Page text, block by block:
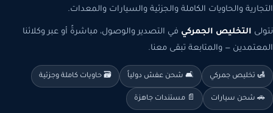
التجارية والحاويات الكاملة والجزئية والسيارات والمعدات.
نتولى التخليص الجمركي في التصدير والوصول، مباشرةً أو عبر وكلائنا
المعتمدين — والمتابعة تبقى معنا.
🛃 تخليص جمركي 🛋️ شحن عفش دولياً 🗃️ حاويات كاملة وجزئية
🚗 شحن سيارات 📄 مستندات جاهزة